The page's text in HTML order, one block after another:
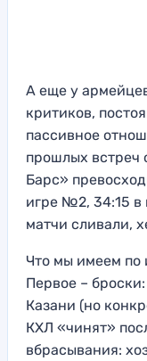
А еще у
критиков,
пассивное
прошлых встреч
Барс»
игре №2, 34:15 в
матчи сливали,
Что мы имеем по
Первое –
Казани (но
КХЛ «чинят»
вбрасывания: